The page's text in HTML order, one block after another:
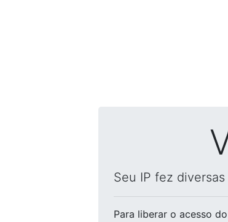
Seu IP fez
Para liberar o acesso